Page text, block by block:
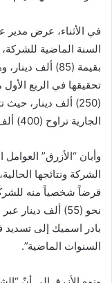
في الأثناء، عرض مدير
السنة الماضية
بقيمة (85) ألف
(250) ألف دينار،
الجارية تراوح (400) ألف دينار”.
وأبان “الأزرق”
الشركة ونتائجها
قرضاً شخصياً منه
نحو (55) ألف
بادر اسميك إلى تسديد
السنوات الماضية”.